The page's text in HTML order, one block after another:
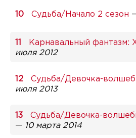
Судьба/Начало 2 сезон
Карнавальный фантазм:
июля 2012
Судьба/Девочка-
июля 2013
Судьба/Девочка-
— 10 марта 2014